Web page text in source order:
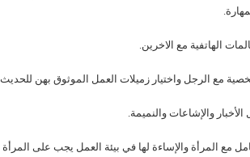
الهاتفية مع الاخرين.
مع الرجل واختيار زميلات العمل الموثوق بهن
والإشاعات والنميمة.
مع المرأة والإساءة لها في بيئة العمل يجب على